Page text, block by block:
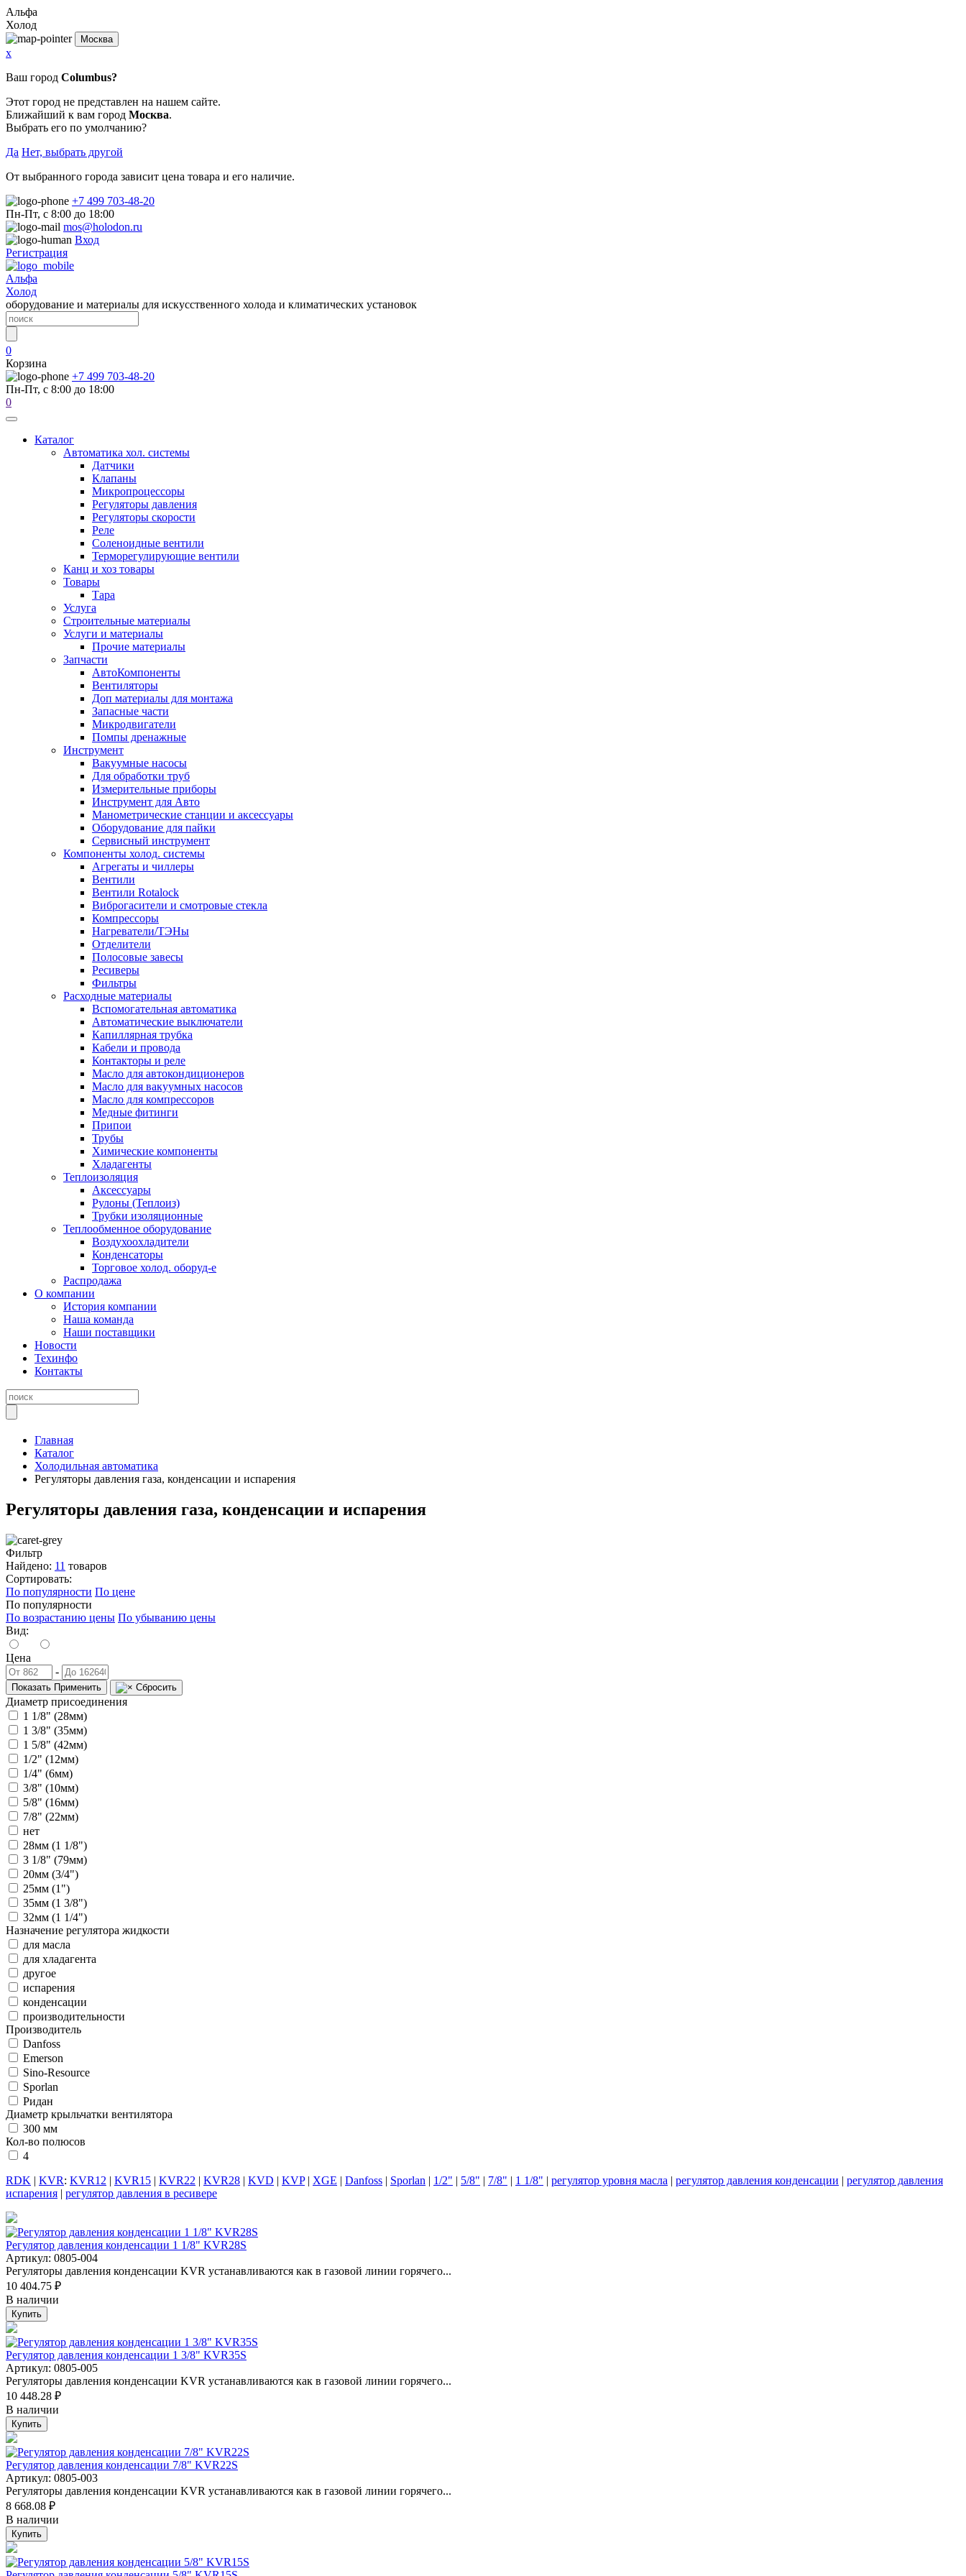
Альфа
Холод
Москва
x
Ваш город Columbus?
Этот город не представлен на нашем сайте.
Ближайший к вам город Москва.
Выбрать его по умолчанию?
Да Нет, выбрать другой
От выбранного города зависит цена товара и его наличие.
+7 499 703-48-20
Пн-Пт, с 8:00 до 18:00
mos@holodon.ru
Вход
Регистрация
Альфа
Холод
оборудование и материалы для искусственного холода и климатических установок
0
Корзина
+7 499 703-48-20
Пн-Пт, с 8:00 до 18:00
0
Каталог
Автоматика хол. системы
Датчики
Клапаны
Микропроцессоры
Регуляторы давления
Регуляторы скорости
Реле
Соленоидные вентили
Терморегулирующие вентили
Канц и хоз товары
Товары
Тара
Услуга
Строительные материалы
Услуги и материалы
Прочие материалы
Запчасти
АвтоКомпоненты
Вентиляторы
Доп материалы для монтажа
Запасные части
Микродвигатели
Помпы дренажные
Инструмент
Вакуумные насосы
Для обработки труб
Измерительные приборы
Инструмент для Авто
Манометрические станции и аксессуары
Оборудование для пайки
Сервисный инструмент
Компоненты холод. системы
Агрегаты и чиллеры
Вентили
Вентили Rotalock
Виброгасители и смотровые стекла
Компрессоры
Нагреватели/ТЭНы
Отделители
Полосовые завесы
Ресиверы
Фильтры
Расходные материалы
Вспомогательная автоматика
Автоматические выключатели
Капиллярная трубка
Кабели и провода
Контакторы и реле
Масло для автокондиционеров
Масло для вакуумных насосов
Масло для компрессоров
Медные фитинги
Припои
Трубы
Химические компоненты
Хладагенты
Теплоизоляция
Аксессуары
Рулоны (Теплоиз)
Трубки изоляционные
Теплообменное оборудование
Воздухоохладители
Конденсаторы
Торговое холод. оборуд-е
Распродажа
О компании
История компании
Наша команда
Наши поставщики
Новости
Техинфо
Контакты
Главная
Каталог
Холодильная автоматика
Регуляторы давления газа, конденсации и испарения
Регуляторы давления газа, конденсации и испарения
Фильтр
Найдено: 11 товаров
Сортировать:
По популярности По цене
По популярности
По возрастанию цены По убыванию цены
Вид:
Цена
-
Показать Применить Сбросить
Диаметр присоединения
1 1/8" (28мм)
1 3/8" (35мм)
1 5/8" (42мм)
1/2" (12мм)
1/4" (6мм)
3/8" (10мм)
5/8" (16мм)
7/8" (22мм)
нет
28мм (1 1/8")
3 1/8" (79мм)
20мм (3/4")
25мм (1")
35мм (1 3/8")
32мм (1 1/4")
Назначение регулятора жидкости
для масла
для хладагента
другое
испарения
конденсации
производительности
Производитель
Danfoss
Emerson
Sino-Resource
Sporlan
Ридан
Диаметр крыльчатки вентилятора
300 мм
Кол-во полюсов
4
RDK | KVR: KVR12 | KVR15 | KVR22 | KVR28 | KVD | KVP | XGE | Danfoss | Sporlan | 1/2" | 5/8" | 7/8" | 1 1/8" | регулятор уровня масла | регулятор давления конденсации | регулятор давления
испарения | регулятор давления в ресивере
Регулятор давления конденсации 1 1/8" KVR28S
Артикул: 0805-004
Регуляторы давления конденсации KVR устанавливаются как в газовой линии горячего...
10 404.75 ₽
В наличии
Купить
Регулятор давления конденсации 1 3/8" KVR35S
Артикул: 0805-005
Регуляторы давления конденсации KVR устанавливаются как в газовой линии горячего...
10 448.28 ₽
В наличии
Купить
Регулятор давления конденсации 7/8" KVR22S
Артикул: 0805-003
Регуляторы давления конденсации KVR устанавливаются как в газовой линии горячего...
8 668.08 ₽
В наличии
Купить